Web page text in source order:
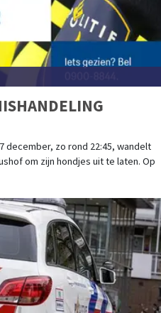
december, zo rond 22:45, wandelt
om zijn hondjes uit te laten. Op